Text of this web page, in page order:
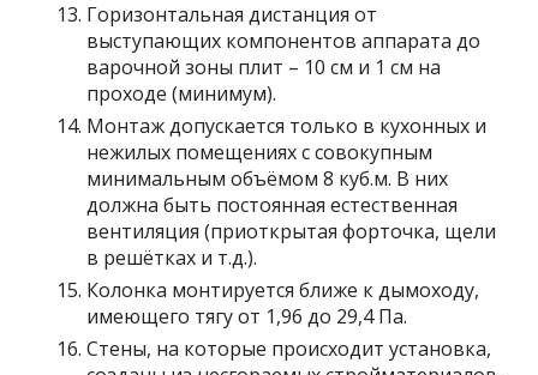
Горизонтальная дистанция от
выступающих компонентов аппарата до
варочной зоны плит – 10 см и 1 см на
проходе (минимум).
Монтаж допускается только в кухонных и
нежилых помещениях с совокупным
минимальным объёмом 8 куб.м. В них
должна быть постоянная естественная
вентиляция (приоткрытая форточка, щели
в решётках и т.д.).
Колонка монтируется ближе к дымоходу,
имеющего тягу от 1,96 до 29,4 Па.
Стены, на которые происходит установка,